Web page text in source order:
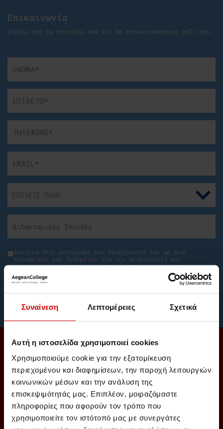
Συναίνεση Λεπτομέρειες Σχετικά
Αυτή η ιστοσελίδα χρησιμοποιεί cookies
Χρησιμοποιούμε cookie για την εξατομίκευση
περιεχομένου και διαφημίσεων, την παροχή λειτουργιών
κοινωνικών μέσων και την ανάλυση της
επισκεψιμότητάς μας. Επιπλέον, μοιραζόμαστε
πληροφορίες που αφορούν τον τρόπο που
χρησιμοποιείτε τον ιστότοπό μας με συνεργάτες
Επικοινωνία
Στείλε μας τα στοιχεία σου και θα επικοινωνήσουμε μαζί σου.
Συναινώ στην καταγραφή και επεξεργασία των ως άνω
προσωπικών μου δεδομένων για την επικοινωνία και
ενημέρωσή μου σχετικά με εκπαιδευτικά προγράμματα.
Επίσης, έχω λάβει γνώση της
Πολιτικής Προστασίας
Προσωπικών Δεδομένων
Πολιτικής Cookies
Συνεργαζόμαστε με τα κορυφαία
Πανεπιστήμια στην Ελλάδα!